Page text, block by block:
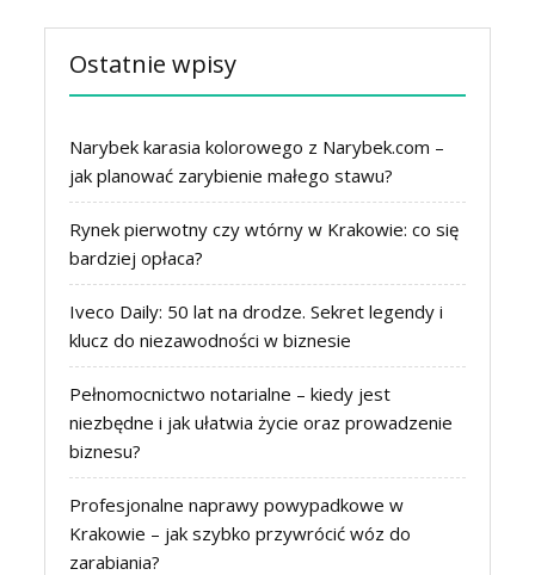
Ostatnie wpisy
Narybek karasia kolorowego z Narybek.com –
jak planować zarybienie małego stawu?
Rynek pierwotny czy wtórny w Krakowie: co się
bardziej opłaca?
Iveco Daily: 50 lat na drodze. Sekret legendy i
klucz do niezawodności w biznesie
Pełnomocnictwo notarialne – kiedy jest
niezbędne i jak ułatwia życie oraz prowadzenie
biznesu?
Profesjonalne naprawy powypadkowe w
Krakowie – jak szybko przywrócić wóz do
zarabiania?